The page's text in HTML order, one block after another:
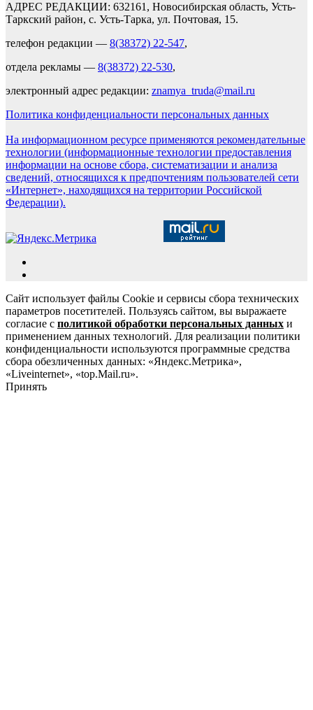
АДРЕС РЕДАКЦИИ: 632161, Новосибирская область, Усть-
Таркский район, с. Усть-Тарка, ул. Почтовая, 15.
телефон редакции — 8(38372) 22-547,
отдела рекламы — 8(38372) 22-530,
электронный адрес редакции: znamya_truda@mail.ru
Политика конфиденциальности персональных данных
На информационном ресурсе применяются рекомендательные
технологии (информационные технологии предоставления
информации на основе сбора, систематизации и анализа
сведений, относящихся к предпочтениям пользователей сети
«Интернет», находящихся на территории Российской
Федерации).
Сайт использует файлы Cookie и сервисы сбора технических
параметров посетителей. Пользуясь сайтом, вы выражаете
согласие с политикой обработки персональных данных и
применением данных технологий. Для реализации политики
конфиденциальности используются программные средства
сбора обезличенных данных: «Яндекс.Метрика»,
«Liveinternet», «top.Mail.ru».
Принять